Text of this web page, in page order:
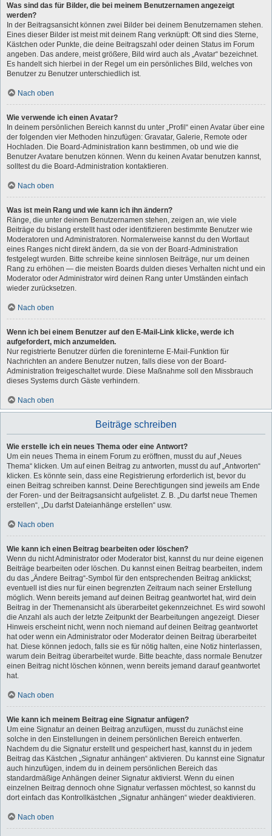
Was sind das für Bilder, die bei meinem Benutzernamen angezeigt
werden?
In der Beitragsansicht können zwei Bilder bei deinem Benutzernamen stehen.
Eines dieser Bilder ist meist mit deinem Rang verknüpft: Oft sind dies Sterne,
Kästchen oder Punkte, die deine Beitragszahl oder deinen Status im Forum
angeben. Das andere, meist größere, Bild wird auch als „Avatar“ bezeichnet.
Es handelt sich hierbei in der Regel um ein persönliches Bild, welches von
Benutzer zu Benutzer unterschiedlich ist.
Nach oben
Wie verwende ich einen Avatar?
In deinem persönlichen Bereich kannst du unter „Profil“ einen Avatar über eine
der folgenden vier Methoden hinzufügen: Gravatar, Galerie, Remote oder
Hochladen. Die Board-Administration kann bestimmen, ob und wie die
Benutzer Avatare benutzen können. Wenn du keinen Avatar benutzen kannst,
solltest du die Board-Administration kontaktieren.
Nach oben
Was ist mein Rang und wie kann ich ihn ändern?
Ränge, die unter deinem Benutzernamen stehen, zeigen an, wie viele
Beiträge du bislang erstellt hast oder identifizieren bestimmte Benutzer wie
Moderatoren und Administratoren. Normalerweise kannst du den Wortlaut
eines Ranges nicht direkt ändern, da sie von der Board-Administration
festgelegt wurden. Bitte schreibe keine sinnlosen Beiträge, nur um deinen
Rang zu erhöhen — die meisten Boards dulden dieses Verhalten nicht und ein
Moderator oder Administrator wird deinen Rang unter Umständen einfach
wieder zurücksetzen.
Nach oben
Wenn ich bei einem Benutzer auf den E-Mail-Link klicke, werde ich
aufgefordert, mich anzumelden.
Nur registrierte Benutzer dürfen die foreninterne E-Mail-Funktion für
Nachrichten an andere Benutzer nutzen, falls diese von der Board-
Administration freigeschaltet wurde. Diese Maßnahme soll den Missbrauch
dieses Systems durch Gäste verhindern.
Nach oben
Beiträge schreiben
Wie erstelle ich ein neues Thema oder eine Antwort?
Um ein neues Thema in einem Forum zu eröffnen, musst du auf „Neues
Thema“ klicken. Um auf einen Beitrag zu antworten, musst du auf „Antworten“
klicken. Es könnte sein, dass eine Registrierung erforderlich ist, bevor du
einen Beitrag schreiben kannst. Deine Berechtigungen sind jeweils am Ende
der Foren- und der Beitragsansicht aufgelistet. Z. B. „Du darfst neue Themen
erstellen“, „Du darfst Dateianhänge erstellen“ usw.
Nach oben
Wie kann ich einen Beitrag bearbeiten oder löschen?
Wenn du nicht Administrator oder Moderator bist, kannst du nur deine eigenen
Beiträge bearbeiten oder löschen. Du kannst einen Beitrag bearbeiten, indem
du das „Ändere Beitrag“-Symbol für den entsprechenden Beitrag anklickst;
eventuell ist dies nur für einen begrenzten Zeitraum nach seiner Erstellung
möglich. Wenn bereits jemand auf deinen Beitrag geantwortet hat, wird dein
Beitrag in der Themenansicht als überarbeitet gekennzeichnet. Es wird sowohl
die Anzahl als auch der letzte Zeitpunkt der Bearbeitungen angezeigt. Dieser
Hinweis erscheint nicht, wenn noch niemand auf deinen Beitrag geantwortet
hat oder wenn ein Administrator oder Moderator deinen Beitrag überarbeitet
hat. Diese können jedoch, falls sie es für nötig halten, eine Notiz hinterlassen,
warum dein Beitrag überarbeitet wurde. Bitte beachte, dass normale Benutzer
einen Beitrag nicht löschen können, wenn bereits jemand darauf geantwortet
hat.
Nach oben
Wie kann ich meinem Beitrag eine Signatur anfügen?
Um eine Signatur an deinen Beitrag anzufügen, musst du zunächst eine
solche in den Einstellungen in deinem persönlichen Bereich entwerfen.
Nachdem du die Signatur erstellt und gespeichert hast, kannst du in jedem
Beitrag das Kästchen „Signatur anhängen“ aktivieren. Du kannst eine Signatur
auch hinzufügen, indem du in deinem persönlichen Bereich das
standardmäßige Anhängen deiner Signatur aktivierst. Wenn du einen
einzelnen Beitrag dennoch ohne Signatur verfassen möchtest, so kannst du
dort einfach das Kontrollkästchen „Signatur anhängen“ wieder deaktivieren.
Nach oben